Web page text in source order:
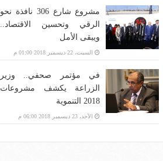
مشروع شارع 306 نافذة نحو
الرقي وتحسين الاقتصاد..
ويبقى الأمل
السبت، 22 ديسمبر 2018 01:00 م
في مؤتمر صحفي.. وزير
الزراعة يكشف مشروعات
2018 التنموية
الأحد، 23 ديسمبر 2018 06:00 م